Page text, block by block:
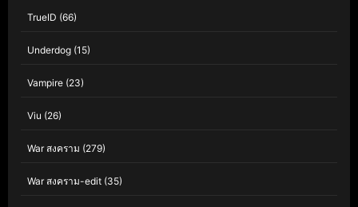
TrueID (66)
Underdog (15)
Vampire (23)
Viu (26)
War สงคราม (279)
War สงคราม-edit (35)